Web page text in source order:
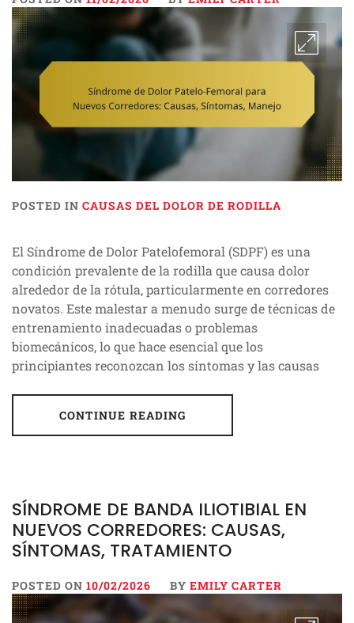
POSTED IN CAUSAS DEL DOLOR DE RODILLA
El Síndrome de Dolor Patelofemoral (SDPF) es una
condición prevalente de la rodilla que causa dolor
alrededor de la rótula, particularmente en corredores
novatos. Este malestar a menudo surge de técnicas de
entrenamiento inadecuadas o problemas
biomecánicos, lo que hace esencial que los
principiantes reconozcan los síntomas y las causas
CONTINUE READING
SÍNDROME DE BANDA ILIOTIBIAL EN
NUEVOS CORREDORES: CAUSAS,
SÍNTOMAS, TRATAMIENTO
POSTED ON 10/02/2026 BY EMILY CARTER